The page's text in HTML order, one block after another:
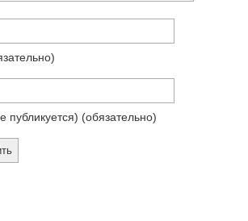
публикуется) (обязательно)